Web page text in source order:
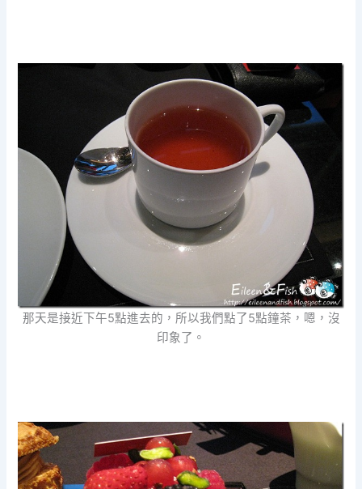
那天是接近下午5點進去的，所以我們點了5點鐘茶，嗯，沒
印象了。